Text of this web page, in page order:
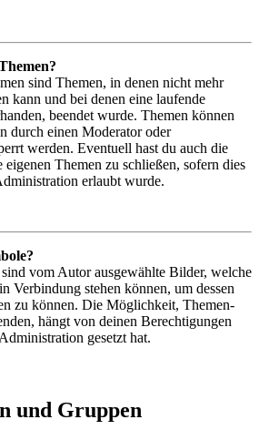
sind Themen, in denen nicht mehr
kann und bei denen eine laufende
beendet wurde. Themen können
durch einen Moderator oder
werden. Eventuell hast du auch die
Themen zu schließen, sofern dies
erlaubt wurde.
vom Autor ausgewählte Bilder, welche
Verbindung stehen können, um dessen
zu können. Die Möglichkeit, Themen-
hängt von deinen Berechtigungen
gesetzt hat.
und Gruppen